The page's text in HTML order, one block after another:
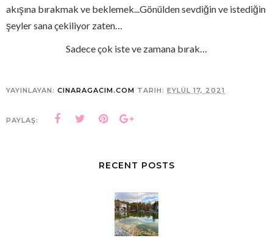
akışına bırakmak ve beklemek...Gönülden sevdiğin ve istediğin
şeyler sana çekiliyor zaten…
Sadece çok iste ve zamana bırak…
YAYINLAYAN: CINARAGACIM.COM TARIH: EYLÜL 17, 2021
PAYLAŞ:
RECENT POSTS